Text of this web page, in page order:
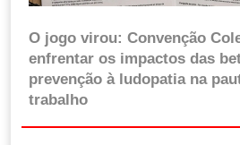
O jogo virou: Convenção
enfrentar os impactos das
prevenção à ludopatia na
trabalho